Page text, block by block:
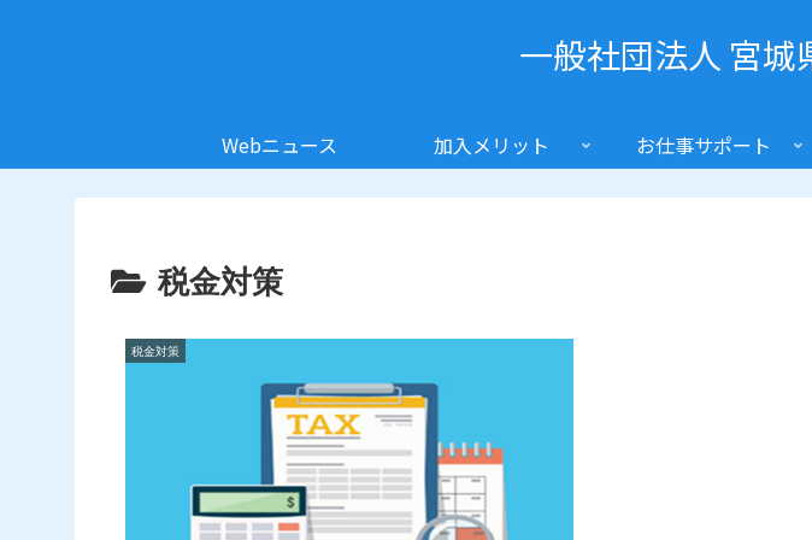
一般社団法人 宮
Webニュース 加入メリット お仕事サポート
税金対策
税金対策